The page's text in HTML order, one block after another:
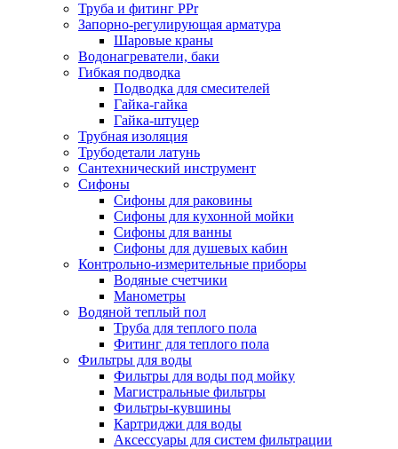
Труба и фитинг PPr
Запорно-регулирующая арматура
Шаровые краны
Водонагреватели, баки
Гибкая подводка
Подводка для смесителей
Гайка-гайка
Гайка-штуцер
Трубная изоляция
Трубодетали латунь
Сантехнический инструмент
Сифоны
Сифоны для раковины
Сифоны для кухонной мойки
Сифоны для ванны
Сифоны для душевых кабин
Контрольно-измерительные приборы
Водяные счетчики
Манометры
Водяной теплый пол
Труба для теплого пола
Фитинг для теплого пола
Фильтры для воды
Фильтры для воды под мойку
Магистральные фильтры
Фильтры-кувшины
Картриджи для воды
Аксессуары для систем фильтрации